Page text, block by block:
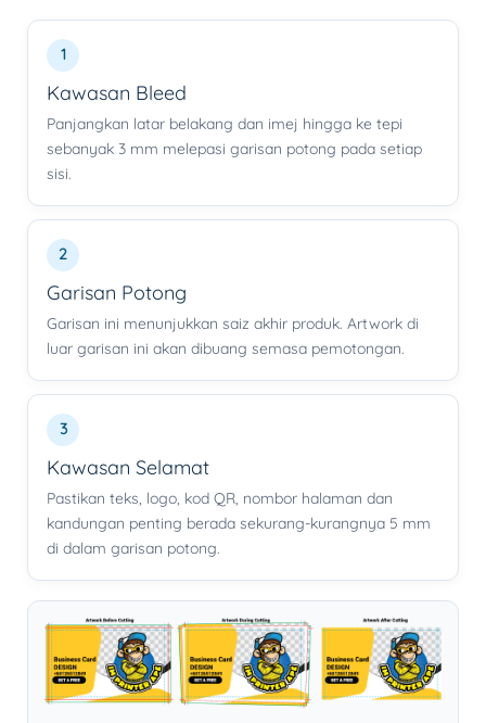
1
Kawasan Bleed
Panjangkan latar belakang dan imej hingga ke tepi
sebanyak 3 mm melepasi garisan potong pada setiap
sisi.
2
Garisan Potong
Garisan ini menunjukkan saiz akhir produk. Artwork di
luar garisan ini akan dibuang semasa pemotongan.
3
Kawasan Selamat
Pastikan teks, logo, kod QR, nombor halaman dan
kandungan penting berada sekurang-kurangnya 5 mm
di dalam garisan potong.